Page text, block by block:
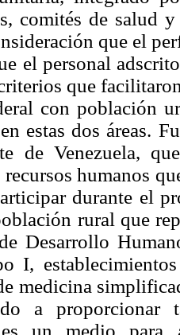
comités de salud
que el
el personal
que
con población
estas dos áreas.
de Venezuela,
humanos
durante el
rural que
Desarrollo
I,
medicina
a
un medio para